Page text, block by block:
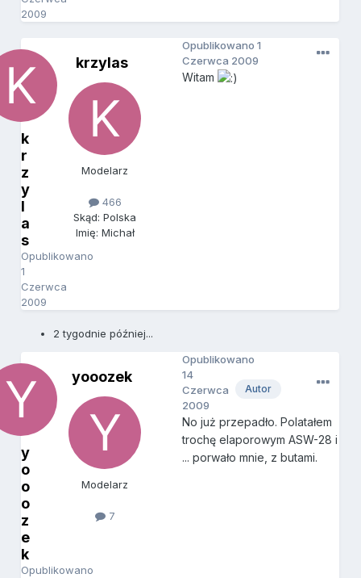
2009
k
r
z
y
l
a
s
Opublikowano
1
Czerwca
2009
krzylas
Modelarz
466
Skąd: Polska
Imię: Michał
Opublikowano1
Czerwca 2009
Witam
2 tygodnie później...
y
o
o
o
z
e
k
Opublikowano
yooozek
Modelarz
7
Autor
Opublikowano
14
Czerwca
2009
No już przepadło. Polatałem
trochę elaporowym ASW-28 i
... porwało mnie, z butami.